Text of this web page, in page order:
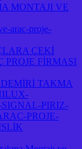
MONTAJI VE
arac-proje-
ÇEKİ
PROJE FİRMASI
TAKMA
PIRIZ-
PROJE-